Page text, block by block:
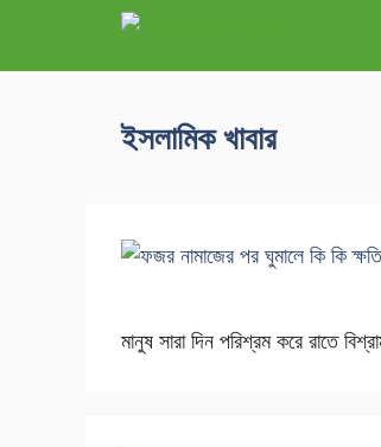
ইসলামিক খাবার
মানুষ সারা দিন পরিশ্রম করে রাতে